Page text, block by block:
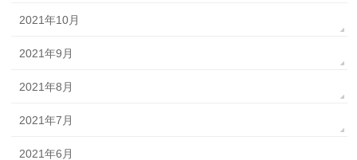
2021年10月
2021年9月
2021年8月
2021年7月
2021年6月